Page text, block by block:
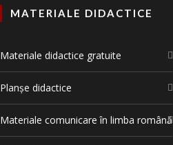
MATERIALE DIDACTICE
Materiale didactice gratuite
Planșe didactice
Materiale comunicare în limba română